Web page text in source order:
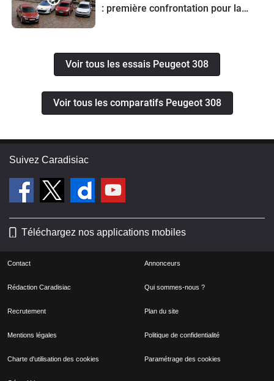
: première confrontation pour la
Voir tous les essais Peugeot 308
Voir tous les comparatifs Peugeot 308
Suivez Caradisiac
Téléchargez nos applications mobiles
Contact Annonceurs
Rédaction Caradisiac Qui sommes-nous ?
Recrutement Plan du site
Mentions légales Politique de confidentialité
Charte d'utilisation des cookies Paramétrage des cookies